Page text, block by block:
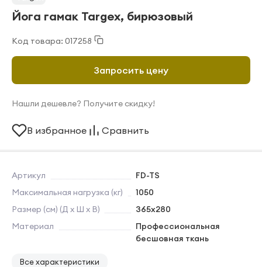
Йога гамак Targex, бирюзовый
Код товара: 017258
Артикул
FD-TS
Максимальная нагрузка (кг)
1050
Размер (см) (Д х Ш х В)
365х280
Материал
Профессиональная
бесшовная ткань
Все характеристики
Запросить цену
Нашли дешевле? Получите скидку!
В избранное Сравнить